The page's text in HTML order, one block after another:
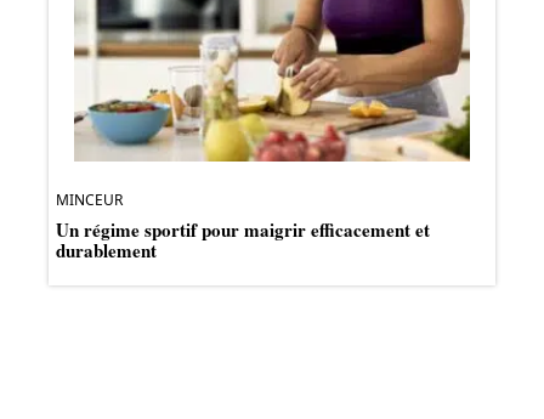
MINCEUR
Un régime sportif pour maigrir efficacement et
durablement